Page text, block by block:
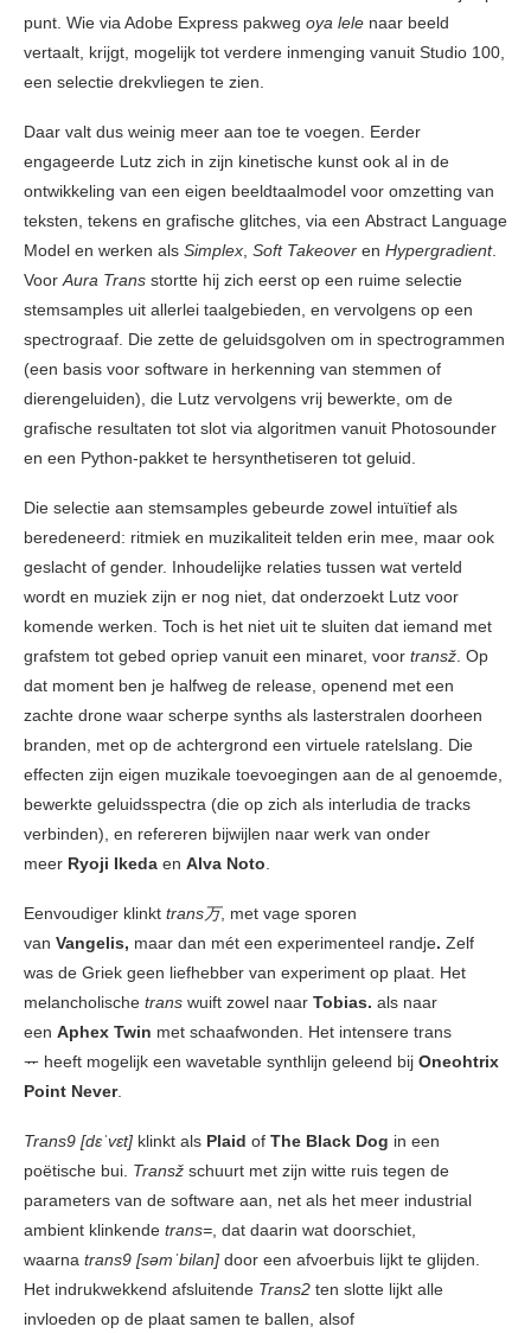
punt. Wie via Adobe Express pakweg oya lele naar beeld
vertaalt, krijgt, mogelijk tot verdere inmenging vanuit Studio 100,
een selectie drekvliegen te zien.
Daar valt dus weinig meer aan toe te voegen. Eerder
engageerde Lutz zich in zijn kinetische kunst ook al in de
ontwikkeling van een eigen beeldtaalmodel voor omzetting van
teksten, tekens en grafische glitches, via een Abstract Language
Model en werken als Simplex, Soft Takeover en Hypergradient.
VoorAura Trans stortte hij zich eerst op een ruime selectie
stemsamples uit allerlei taalgebieden, en vervolgens op een
spectrograaf. Die zette de geluidsgolven om in spectrogrammen
(een basis voor software in herkenning van stemmen of
dierengeluiden), die Lutz vervolgens vrij bewerkte, om de
grafische resultaten tot slot via algoritmen vanuit Photosounder
en een Python-pakket te hersynthetiseren tot geluid.
Die selectie aan stemsamples gebeurde zowel intuïtief als
beredeneerd: ritmiek en muzikaliteit telden erin mee, maar ook
geslacht of gender. Inhoudelijke relaties tussen wat verteld
wordt en muziek zijn er nog niet, dat onderzoekt Lutz voor
komende werken. Toch is het niet uit te sluiten dat iemand met
grafstem tot gebed opriep vanuit een minaret, voor transž. Op
dat moment ben je halfweg de release, openend met een
zachte drone waar scherpe synths als lasterstralen doorheen
branden, met op de achtergrond een virtuele ratelslang. Die
effecten zijn eigen muzikale toevoegingen aan de al genoemde,
bewerkte geluidsspectra (die op zich als interludia de tracks
verbinden), en refereren bijwijlen naar werk van onder
meer Ryoji Ikeda en Alva Noto.
Eenvoudiger klinkt trans万, met vage sporen
van Vangelis, maar dan mét een experimenteel randje. Zelf
was de Griek geen liefhebber van experiment op plaat. Het
melancholische trans wuift zowel naar Tobias. als naar
een Aphex Twin met schaafwonden. Het intensere trans
ᅲ heeft mogelijk een wavetable synthlijn geleend bij Oneohtrix
Point Never.
Trans9 [dɛˈvɛt] klinkt als Plaid of The Black Dog in een
poëtische bui. Transž schuurt met zijn witte ruis tegen de
parameters van de software aan, net als het meer industrial
ambient klinkende trans=, dat daarin wat doorschiet,
waarna trans9 [səmˈbilan] door een afvoerbuis lijkt te glijden.
Het indrukwekkend afsluitende Trans2 ten slotte lijkt alle
invloeden op de plaat samen te ballen, alsof